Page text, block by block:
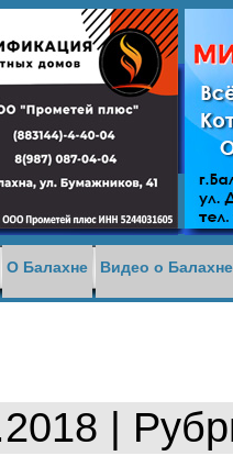
О Балахне Видео о
|